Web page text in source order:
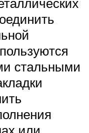
стальными
или